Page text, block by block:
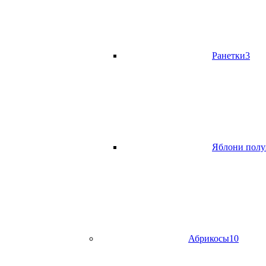
Ранетки3
Яблони
Абрикосы10